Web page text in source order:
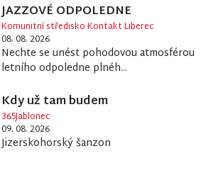
JAZZOVÉ ODPOLEDNE
Komunitní středisko Kontakt Liberec
08. 08. 2026
Nechte se unést pohodovou atmosférou
letního odpoledne plnéh...
Kdy už tam budem
365Jablonec
09. 08. 2026
Jizerskohorský šanzon